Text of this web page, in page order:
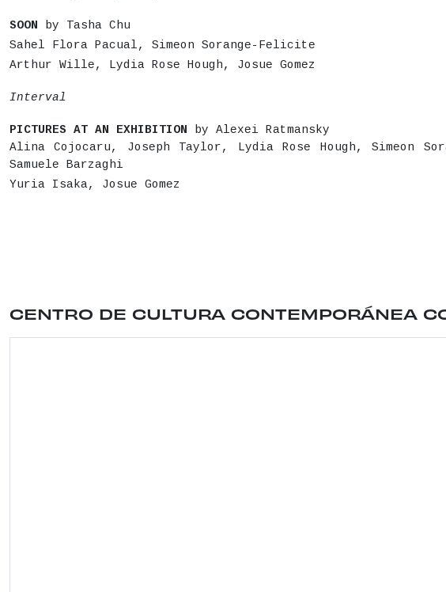
SOON
by Tasha Chu
Sahel Flora Pacual, Simeon Sorange-Felicite
Arthur Wille, Lydia Rose Hough, Josue Gomez
Interval
PICTURES AT AN EXHIBITION
by Alexei Ratmansky
Alina Cojocaru, Joseph Taylor, Lydia Rose Hough, Simeon
Samuele Barzaghi
Yuria Isaka, Josue Gomez
CENTRO DE CULTURA CONTEMPORÁNEA
Ubicación del lugar: CALLE CONDE DUQUE , 9 . Distrito de